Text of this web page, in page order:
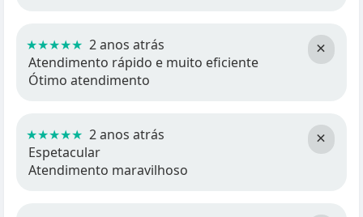
×
★★★★★ 2 anos atrás
Atendimento rápido e muito eficiente
Ótimo atendimento
×
★★★★★ 2 anos atrás
Espetacular
Atendimento maravilhoso